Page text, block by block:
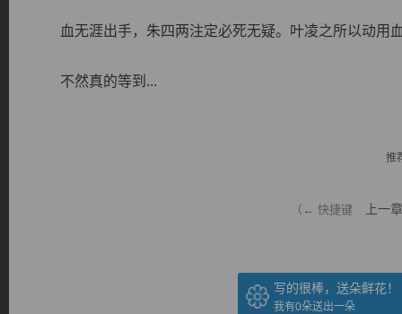
血无涯出手，朱四两注定必死无疑。叶凌之所以动用
不然真的等到...
推
（← 快捷键 上一章
写的很棒，送朵鲜花！
我有0朵送出一朵